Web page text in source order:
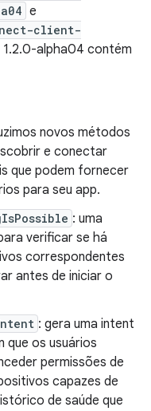
e
client-
1.2.0-alpha04 contém
novos métodos
e conectar
que podem fornecer
para seu app.
: uma
verificar se há
correspondentes
antes de iniciar o
: gera uma intent
que os usuários
permissões de
capazes de
de saúde que